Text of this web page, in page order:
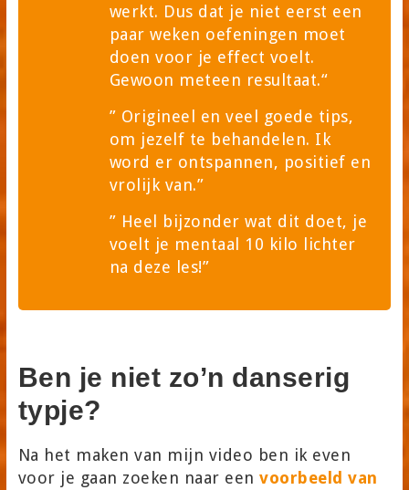
werkt. Dus dat je niet eerst een
paar weken oefeningen moet
doen voor je effect voelt.
Gewoon meteen resultaat.“
” Origineel en veel goede tips,
om jezelf te behandelen. Ik
word er ontspannen, positief en
vrolijk van.”
” Heel bijzonder wat dit doet, je
voelt je mentaal 10 kilo lichter
na deze les!”
Ben je niet zo’n danserig
typje?
Na het maken van mijn video ben ik even
voor je gaan zoeken naar eenvoorbeeld van